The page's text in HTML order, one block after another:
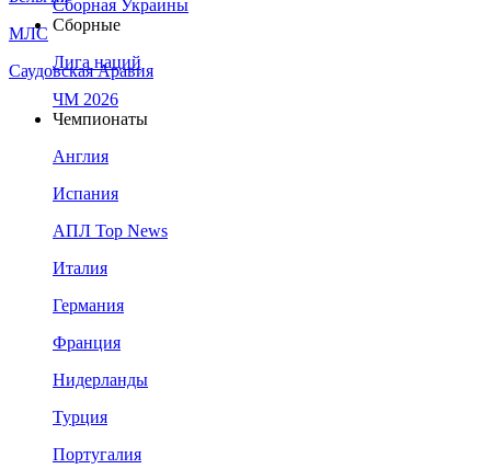
МЛС
Саудовская Аравия
Сборная Украины
Сборные
Лига наций
ЧМ 2026
Чемпионаты
Англия
Испания
АПЛ Top News
Италия
Германия
Франция
Нидерланды
Турция
Португалия